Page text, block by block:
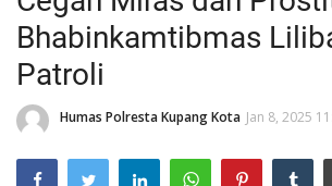
Binkam
Terms & Conditions
Reskrim
Lantas
Bhabinkamtibmas
Patroli
Humas Polresta Kupang Kota Jan 8, 2025